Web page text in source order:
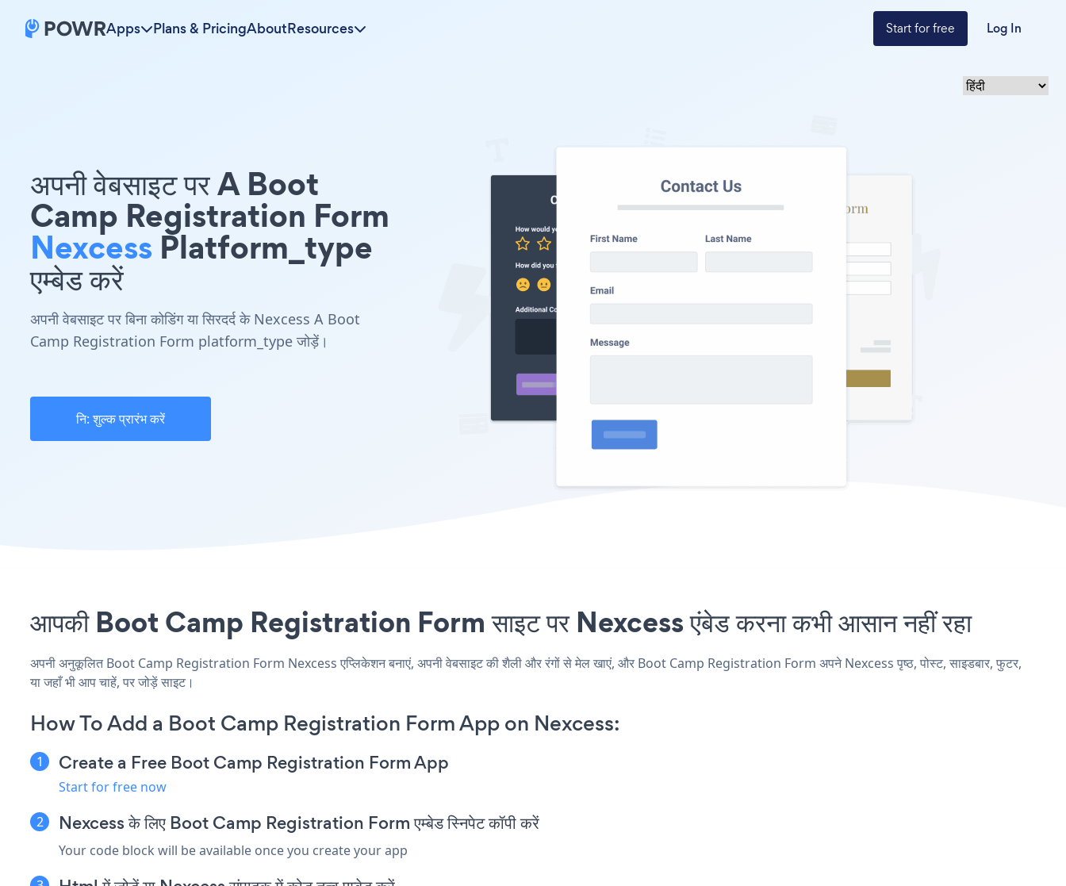
Apps Plans & PricingAboutResources Start for free Log In
अपनी वेबसाइट पर A Boot
Camp Registration Form
Nexcess Platform_type
एम्बेड करें
अपनी वेबसाइट पर बिना कोडिंग या सिरदर्द के Nexcess A Boot
Camp Registration Form platform_type जोड़ें।
नि: शुल्क प्रारंभ करें
आपकी Boot Camp Registration Form साइट पर Nexcess एंबेड करना कभी आसान नहीं रहा
अपनी अनुकूलित Boot Camp Registration Form Nexcess एप्लिकेशन बनाएं, अपनी वेबसाइट की शैली और रंगों से मेल खाएं, और Boot Camp Registration Form अपने Nexcess पृष्ठ, पोस्ट, साइडबार, फुटर,
या जहाँ भी आप चाहें, पर जोड़ें साइट।
How To Add a Boot Camp Registration Form App on Nexcess:
Create a Free Boot Camp Registration Form App
Start for free now
Nexcess के लिए Boot Camp Registration Form एम्बेड स्निपेट कॉपी करें
Your code block will be available once you create your app